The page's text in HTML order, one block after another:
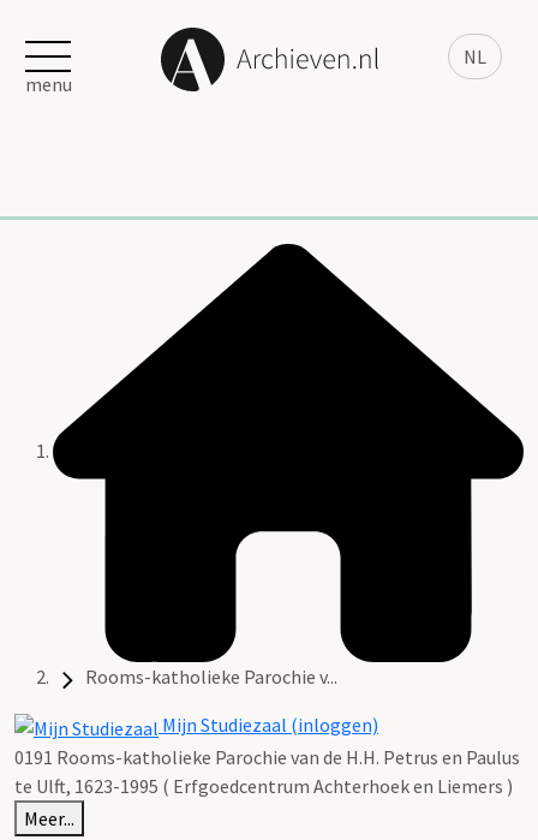
NL
menu
Rooms-katholieke Parochie v...
Mijn Studiezaal (inloggen)
0191 Rooms-katholieke Parochie van de H.H. Petrus en Paulus
te Ulft, 1623-1995 ( Erfgoedcentrum Achterhoek en Liemers )
Meer...